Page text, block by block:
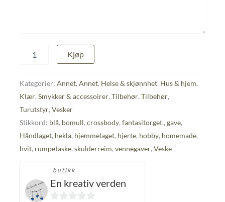
Rumpetaske
Kjøp
Kategorier: Annet, Annet, Helse & skjønnhet, Hus & hjem,
Klær, Smykker & accessoirer, Tilbehør, Tilbehør,
Turutstyr, Vesker
Stikkord: blå, bomull, crossbody, fantasitorget., gave,
Håndlaget, hekla, hjemmelaget, hjerte, hobby, homemade,
hvit, rumpetaske, skulderreim, vennegaver, Veske
butikk
En kreativ verden